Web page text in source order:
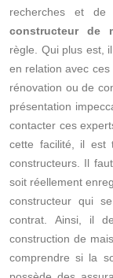
recherches et de
constructeur de
règle. Qui plus est,
en relation avec
rénovation ou de
présentation
contacter ces
cette facilité, il est
constructeurs. Il
soit réellement
constructeur qui
contrat. Ainsi, il
construction de
comprendre si la